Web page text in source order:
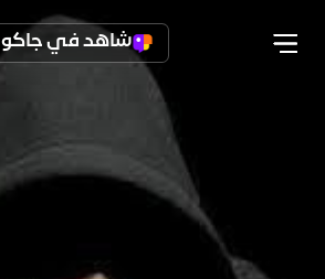
شاهد في جاكو